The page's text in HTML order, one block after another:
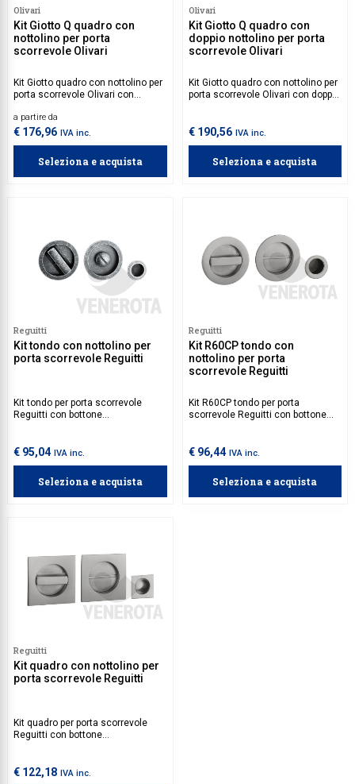
Olivari
Kit Giotto Q quadro con
nottolino per porta
scorrevole Olivari
Kit Giotto quadro con nottolino per
porta scorrevole Olivari con
a partire da
€ 176,96 IVA inc.
Seleziona e acquista
Olivari
Kit Giotto Q quadro con
doppio nottolino per porta
scorrevole Olivari
Kit Giotto quadro con nottolino per
porta scorrevole Olivari con doppio
€ 190,56 IVA inc.
Seleziona e acquista
Reguitti
Kit tondo con nottolino per
porta scorrevole Reguitti
Kit tondo per porta scorrevole
Reguitti con bottone
€ 95,04 IVA inc.
Seleziona e acquista
Reguitti
Kit R60CP tondo con
nottolino per porta
scorrevole Reguitti
Kit R60CP tondo per porta
scorrevole Reguitti con bottone
€ 96,44 IVA inc.
Seleziona e acquista
Reguitti
Kit quadro con nottolino per
porta scorrevole Reguitti
Kit quadro per porta scorrevole
Reguitti con bottone
€ 122,18 IVA inc.